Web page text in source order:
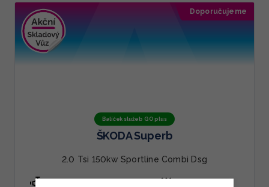
Doporučujeme
Balíček služeb GO plus
ŠKODA Superb
2.0 Tsi 150kw Sportline Combi Dsg